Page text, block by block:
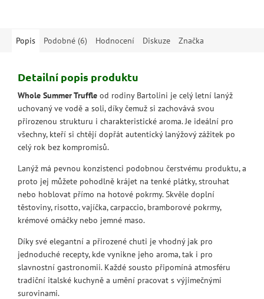
Popis Podobné (6) Hodnocení Diskuze Značka
Detailní popis produktu
Whole Summer Truffle od rodiny Bartolini je celý letní lanýž
uchovaný ve vodě a soli, díky čemuž si zachovává svou
přirozenou strukturu i charakteristické aroma. Je ideální pro
všechny, kteří si chtějí dopřát autentický lanýžový zážitek po
celý rok bez kompromisů.
Lanýž má pevnou konzistenci podobnou čerstvému produktu, a
proto jej můžete pohodlně krájet na tenké plátky, strouhat
nebo hoblovat přímo na hotové pokrmy. Skvěle doplní
těstoviny, risotto, vajíčka, carpaccio, bramborové pokrmy,
krémové omáčky nebo jemné maso.
Díky své elegantní a přirozené chuti je vhodný jak pro
jednoduché recepty, kde vynikne jeho aroma, tak i pro
slavnostní gastronomii. Každé sousto připomíná atmosféru
tradiční italské kuchyně a umění pracovat s výjimečnými
surovinami.